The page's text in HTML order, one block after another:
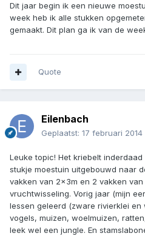
Dit jaar begin ik een nieuwe
week heb ik alle stukken
gemaakt. Dit plan ga ik van de
Quote
Eilenbach
Geplaatst: 17 februari 2014
Leuke topic! Het kriebelt
stukje moestuin uitgebouwd naar
vakken van 2x3m en 2 vakken
vruchtwisseling. Vorig jaar (mijn
lessen geleerd (zware rivierklei en
vogels, muizen, woelmuizen,
leek wel een jungle. En